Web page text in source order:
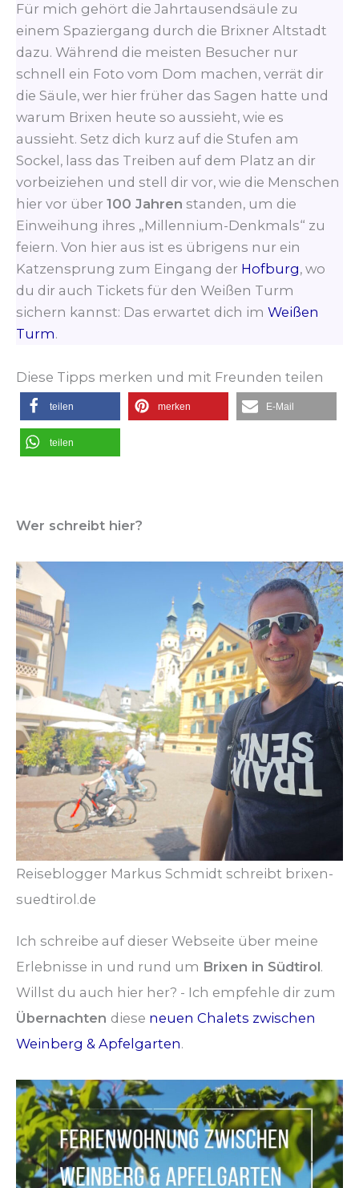
Für mich gehört die Jahrtausendsäule zu
einem Spaziergang durch die Brixner Altstadt
dazu. Während die meisten Besucher nur
schnell ein Foto vom Dom machen, verrät dir
die Säule, wer hier früher das Sagen hatte und
warum Brixen heute so aussieht, wie es
aussieht. Setz dich kurz auf die Stufen am
Sockel, lass das Treiben auf dem Platz an dir
vorbeiziehen und stell dir vor, wie die Menschen
hier vor über 100 Jahren standen, um die
Einweihung ihres „Millennium-Denkmals“ zu
feiern. Von hier aus ist es übrigens nur ein
Katzensprung zum Eingang der Hofburg, wo
du dir auch Tickets für den Weißen Turm
sichern kannst: Das erwartet dich im Weißen
Turm.
Diese Tipps merken und mit Freunden teilen
teilen merken E-Mail
teilen
Wer schreibt hier?
Reiseblogger Markus Schmidt schreibt brixen-
suedtirol.de
Ich schreibe auf dieser Webseite über meine
Erlebnisse in und rund um Brixen in Südtirol.
Willst du auch hier her? - Ich empfehle dir zum
Übernachten diese neuen Chalets zwischen
Weinberg & Apfelgarten.